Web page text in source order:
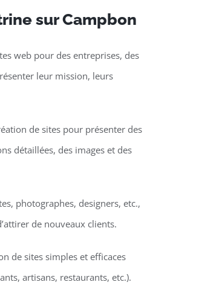
sur Campbon
web pour des entreprises, des
leur mission, leurs
de sites pour présenter des
détaillées, des images et des
photographes, designers, etc.,
de nouveaux clients.
de sites simples et efficaces
artisans, restaurants, etc.).